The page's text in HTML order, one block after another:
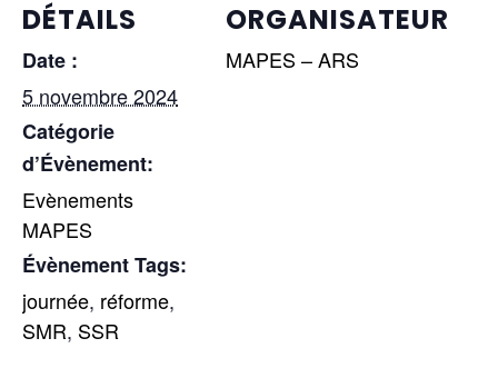
DÉTAILS
Date :
5 novembre 2024
Catégorie
d’Évènement:
Evènements
MAPES
Évènement Tags:
journée, réforme,
SMR, SSR
ORGANISATEUR
MAPES – ARS